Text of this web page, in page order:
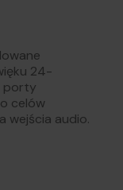
24-
porty
celów
wejścia audio.